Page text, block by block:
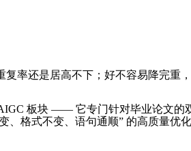
率还是居高不下；好不容易降完重
板块 —— 它专门针对毕业论文
格式不变、语句通顺” 的高质量优化